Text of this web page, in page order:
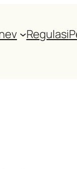
Regulasi